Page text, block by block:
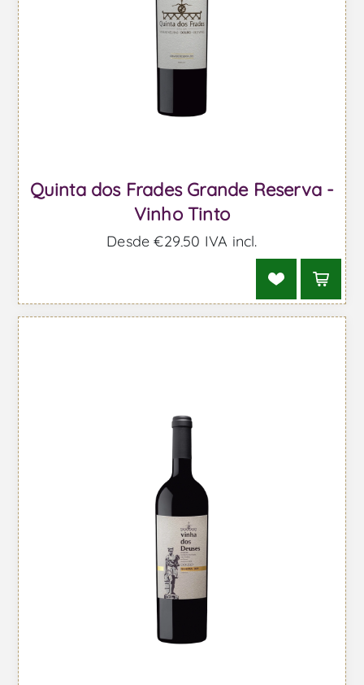
Quinta dos Frades Grande Reserva -
Vinho Tinto
Desde €29,50 IVA incl.